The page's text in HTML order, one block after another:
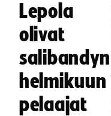
Lepola
olivat
salibandyn
helmikuun
pelaajat